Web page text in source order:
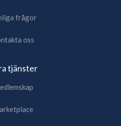
frågor
oss
tjänster